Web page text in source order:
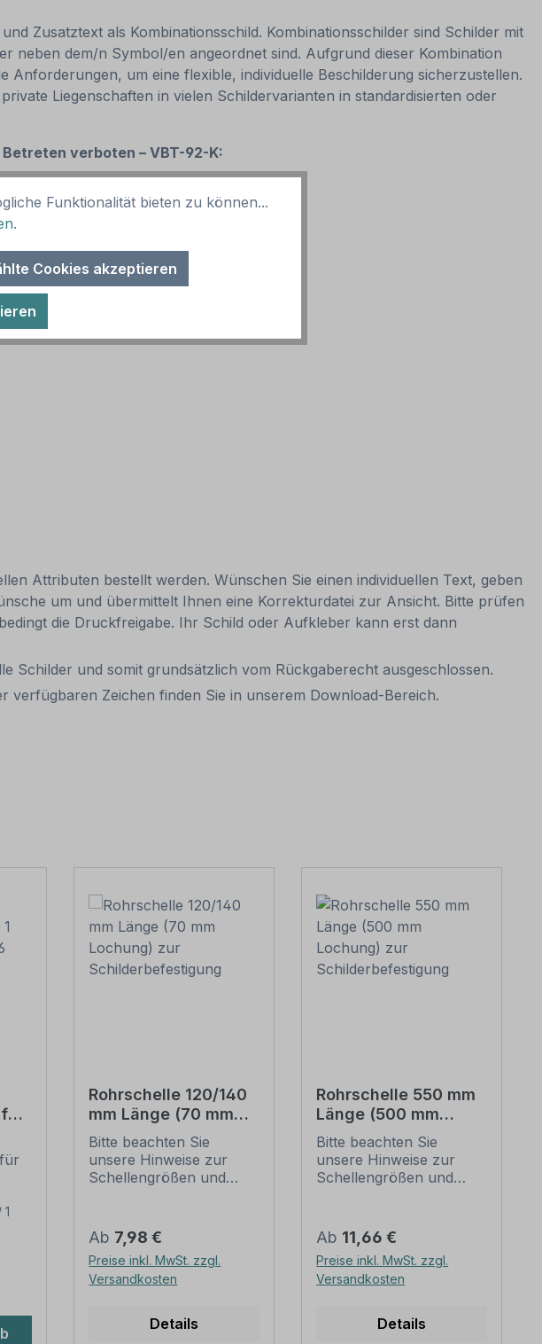
Zusatztext als Kombinationsschild. Kombinationsschilder sind Schilder mit
neben dem/n Symbol/en angeordnet sind. Aufgrund dieser Kombination
um eine flexible, individuelle Beschilderung sicherzustellen.
Liegenschaften in vielen Schildervarianten in standardisierten oder
verboten – VBT-92-K:
Attributen bestellt werden. Wünschen Sie einen individuellen Text, geben
um und übermittelt Ihnen eine Korrekturdatei zur Ansicht. Bitte prüfen
die Druckfreigabe. Ihr Schild oder Aufkleber kann erst dann
Schilder und somit grundsätzlich vom Rückgaberecht ausgeschlossen.
verfügbaren Zeichen finden Sie in unserem Download-Bereich.
Rohrschelle 120/140
mm Länge (70 mm
Lochung) zur
Schilderbefestigung
Bitte beachten Sie
unsere Hinweise zur
Schellengrößen und
(weiter unten).
Rohrschellen nach der
IVZ-Norm stellen die
Standardbefestigungen
Verkehrszeichen dar. Sie
Regulärer Preis:
Ab 7,98 €
Preise inkl. MwSt. zzgl.
Versandkosten
Details
Rohrschelle 550 mm
Länge (500 mm
Lochung) zur
Schilderbefestigung
Bitte beachten Sie
unsere Hinweise zur
Schellengrößen und
(weiter unten).
Rohrschellen nach der
IVZ-Norm stellen die
Standardbefestigungen
Verkehrszeichen dar. Sie
Regulärer Preis:
Ab 11,66 €
Preise inkl. MwSt. zzgl.
Versandkosten
Details
Funktionalität bieten zu können...
.
Cookies akzeptieren